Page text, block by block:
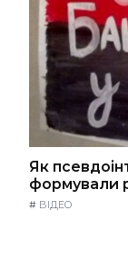
Як
формували
# ВІДЕО